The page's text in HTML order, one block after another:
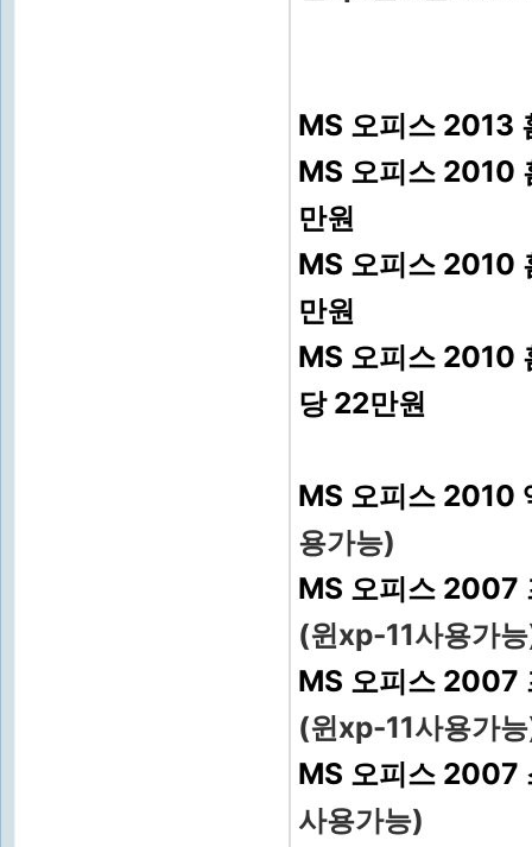
MS 오피스 2013
MS 오피스 2010
만원
MS 오피스 2010
만원
MS 오피스 2010
당 22만원
MS 오피스 2010
용가능)
MS 오피스 2007
(윈xp-11사용가
MS 오피스 2007
(윈xp-11사용가
MS 오피스 2007
사용가능)